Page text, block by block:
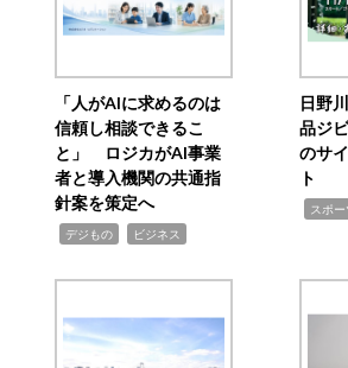
「人がAIに求めるのは
信頼し相談できるこ
と」 ロジカがAI事業
者と導入機関の共通指
針案を策定へ
デジもの ビジネス
日野
品ジ
のサ
ト
スポー